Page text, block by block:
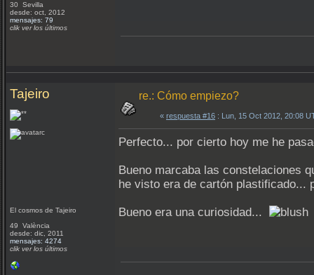
30 Sevilla
desde: oct, 2012
mensajes: 79
clik ver los últimos
Tajeiro
El cosmos de Tajeiro
49 València
desde: dic, 2011
mensajes: 4274
clik ver los últimos
re.: Cómo empiezo?
« respuesta #16 : Lun, 15 Oct 2012, 20:08
Perfecto... por cierto hoy me he
Bueno marcaba las constelaciones
he visto era de cartón plastificado...
Bueno era una curiosidad...